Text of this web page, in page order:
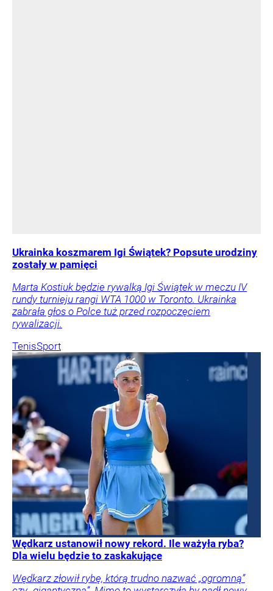
Ukrainka koszmarem Igi Świątek? Popsute urodziny
zostały w pamięci
Marta Kostiuk będzie rywalką Igi Świątek w meczu IV
rundy turnieju rangi WTA 1000 w Toronto. Ukrainka
zabrała głos o Polce tuż przed rozpoczęciem
rywalizacji.
TenisSport
Wędkarz ustanowił nowy rekord. Ile ważyła ryba?
Dla wielu będzie to zaskakujące
Wędkarz złowił rybę, którą trudno nazwać „ogromną”